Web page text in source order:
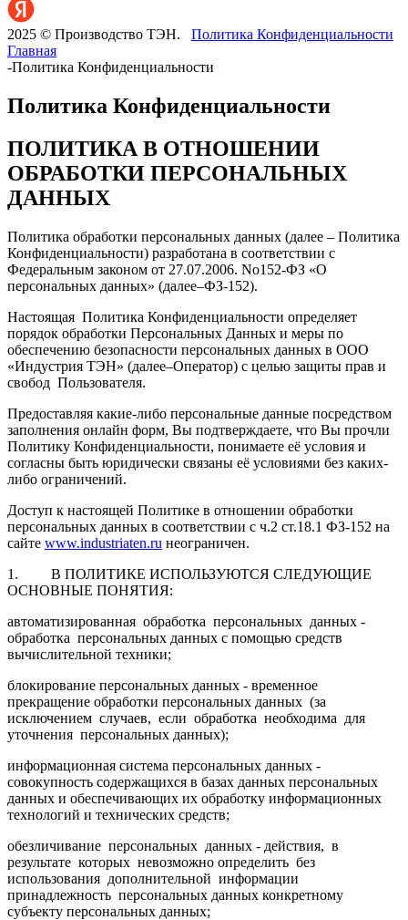
2025 © Производство ТЭН. Политика Конфиденциальности
Главная
-Политика Конфиденциальности
Политика Конфиденциальности
ПОЛИТИКА В ОТНОШЕНИИ
ОБРАБОТКИ ПЕРСОНАЛЬНЫХ
ДАННЫХ
Политика обработки персональных данных (далее – Политика
Конфиденциальности) разработана в соответствии с
Федеральным законом от 27.07.2006. No152-ФЗ «О
персональных данных» (далее–ФЗ-152).
Настоящая Политика Конфиденциальности определяет
порядок обработки Персональных Данных и меры по
обеспечению безопасности персональных данных в ООО
«Индустрия ТЭН» (далее–Оператор) с целью защиты прав и
свобод Пользователя.
Предоставляя какие-либо персональные данные посредством
заполнения онлайн форм, Вы подтверждаете, что Вы прочли
Политику Конфиденциальности, понимаете её условия и
согласны быть юридически связаны её условиями без каких-
либо ограничений.
Доступ к настоящей Политике в отношении обработки
персональных данных в соответствии с ч.2 ст.18.1 ФЗ-152 на
сайте www.industriaten.ru неограничен.
1. В ПОЛИТИКЕ ИСПОЛЬЗУЮТСЯ СЛЕДУЮЩИЕ
ОСНОВНЫЕ ПОНЯТИЯ:
автоматизированная обработка персональных данных -
обработка персональных данных с помощью средств
вычислительной техники;
блокирование персональных данных - временное
прекращение обработки персональных данных (за
исключением случаев, если обработка необходима для
уточнения персональных данных);
информационная система персональных данных -
совокупность содержащихся в базах данных персональных
данных и обеспечивающих их обработку информационных
технологий и технических средств;
обезличивание персональных данных - действия, в
результате которых невозможно определить без
использования дополнительной информации
принадлежность персональных данных конкретному
субъекту персональных данных;